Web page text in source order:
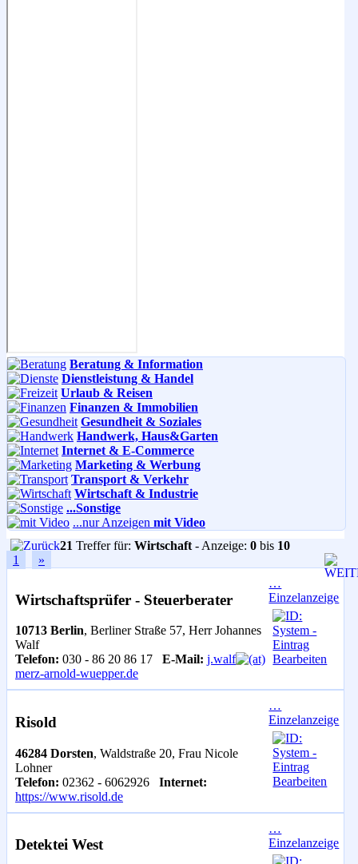
Beratung & Information
Dienstleistung & Handel
Urlaub & Reisen
Finanzen & Immobilien
Gesundheit & Soziales
Handwerk, Haus&Garten
Internet & E-Commerce
Marketing & Werbung
Transport & Verkehr
Wirtschaft & Industrie
...Sonstige
...nur Anzeigen mit Video
21 Treffer für: Wirtschaft - Anzeige: 0 bis 10
1
»
…
Einzelanzeige
Wirtschaftsprüfer - Steuerberater
10713 Berlin, Berliner Straße 57, Herr Johannes
Walf
Telefon: 030 - 86 20 86 17 E-Mail: j.walf
merz-arnold-wuepper.de
…
Einzelanzeige
Risold
46284 Dorsten, Waldstraße 20, Frau Nicole
Lohner
Telefon: 02362 - 6062926 Internet:
https://www.risold.de
…
Einzelanzeige
Detektei West